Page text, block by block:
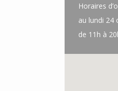
Horaires
au lundi 24
de 11h à